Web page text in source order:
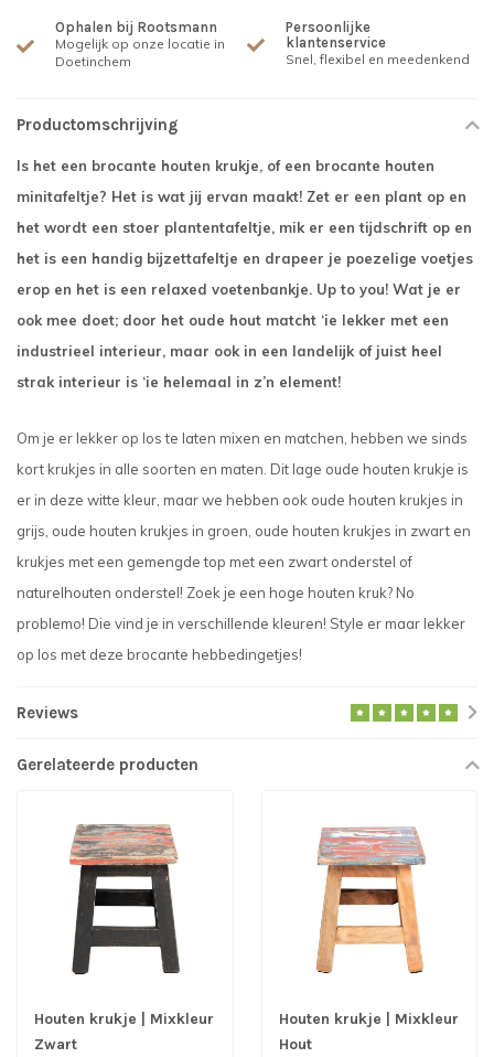
Ophalen bij Rootsmann
Mogelijk op onze locatie in
Doetinchem
Persoonlijke
klantenservice
Snel, flexibel en meedenkend
Productomschrijving
Is het een brocante houten krukje, of een brocante houten
minitafeltje? Het is wat jij ervan maakt! Zet er een plant op en
het wordt een stoer plantentafeltje, mik er een tijdschrift op en
het is een handig bijzettafeltje en drapeer je poezelige voetjes
erop en het is een relaxed voetenbankje. Up to you! Wat je er
ook mee doet; door het oude hout matcht ‘ie lekker met een
industrieel interieur, maar ook in een landelijk of juist heel
strak interieur is ‘ie helemaal in z’n element!
Om je er lekker op los te laten mixen en matchen, hebben we sinds
kort krukjes in alle soorten en maten. Dit lage oude houten krukje is
er in deze witte kleur, maar we hebben ook oude houten krukjes in
grijs, oude houten krukjes in groen, oude houten krukjes in zwart en
krukjes met een gemengde top met een zwart onderstel of
naturelhouten onderstel! Zoek je een hoge houten kruk? No
problemo! Die vind je in verschillende kleuren! Style er maar lekker
op los met deze brocante hebbedingetjes!
Reviews
Gerelateerde producten
Houten krukje | Mixkleur
Zwart
Houten krukje | Mixkleur
Hout